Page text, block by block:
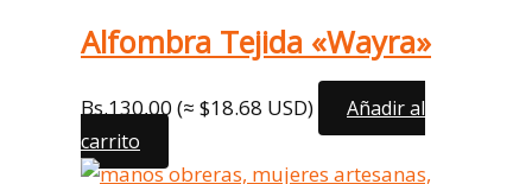
Alfombra Tejida «Wayra»
Bs.130,00 (≈ $18.68 USD)
Añadir al
carrito